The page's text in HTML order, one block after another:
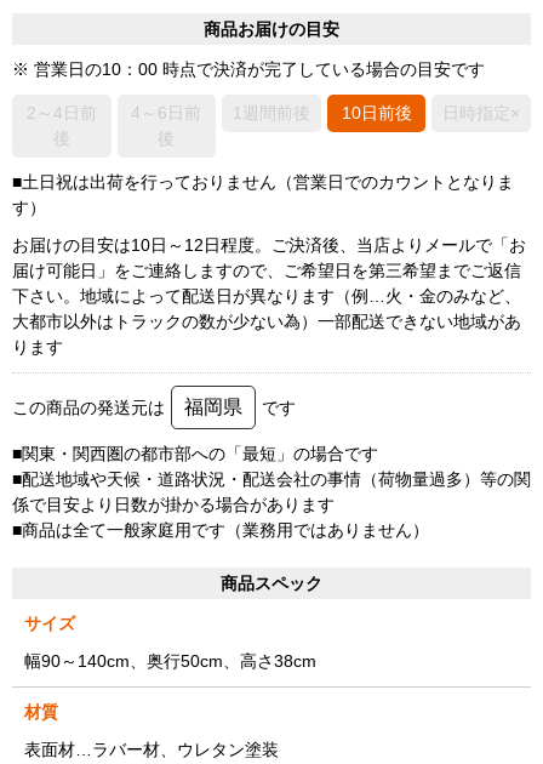
商品お届けの目安
※ 営業日の10：00 時点で決済が完了している場合の目安です
2～4日前
後
4～6日前
後
1週間前後 10日前後 日時指定×
■土日祝は出荷を行っておりません（営業日でのカウントとなりま
す）
お届けの目安は10日～12日程度。ご決済後、当店よりメールで「お
届け可能日」をご連絡しますので、ご希望日を第三希望までご返信
下さい。地域によって配送日が異なります（例…火・金のみなど、
大都市以外はトラックの数が少ない為）一部配送できない地域があ
ります
この商品の発送元は 福岡県 です
■関東・関西圏の都市部への「最短」の場合です
■配送地域や天候・道路状況・配送会社の事情（荷物量過多）等の関
係で目安より日数が掛かる場合があります
■商品は全て一般家庭用です（業務用ではありません）
商品スペック
サイズ
幅90～140cm、奥行50cm、高さ38cm
材質
表面材…ラバー材、ウレタン塗装